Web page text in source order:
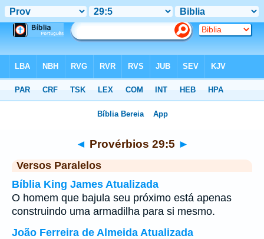
◄ Provérbios 29:5 ►
Versos Paralelos
Bíblia King James Atualizada
O homem que bajula seu próximo está apenas
construindo uma armadilha para si mesmo.
João Ferreira de Almeida Atualizada